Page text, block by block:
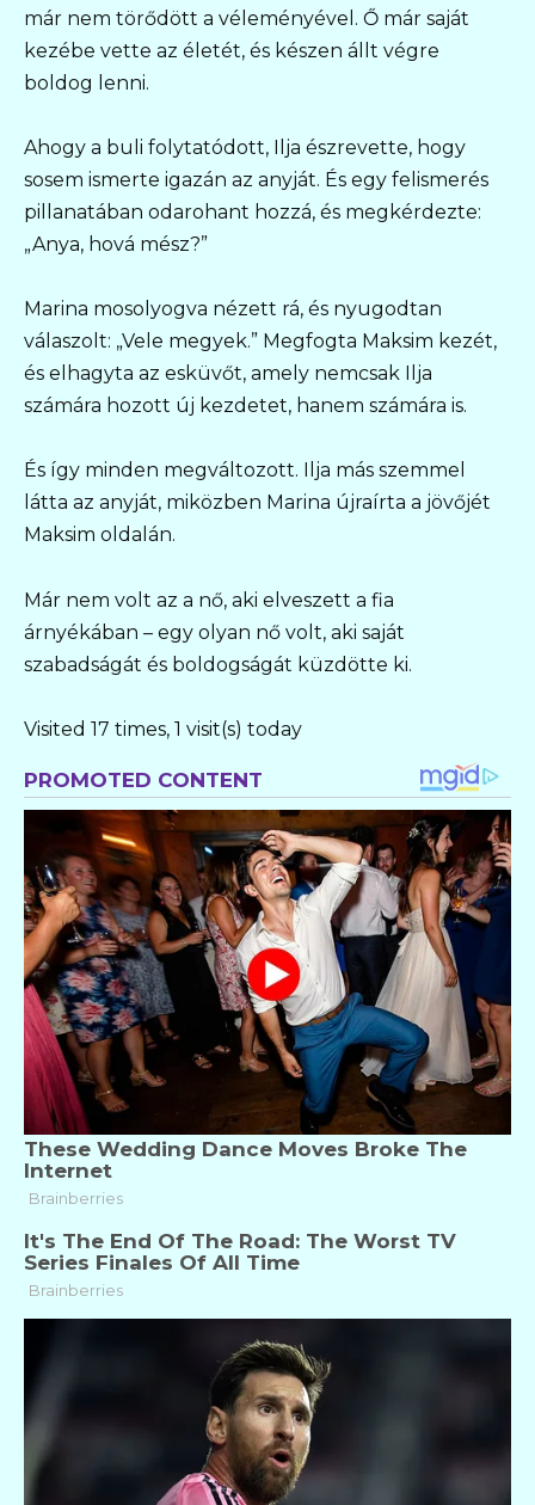
már nem törődött a véleményével. Ő már saját
kezébe vette az életét, és készen állt végre
boldog lenni.
Ahogy a buli folytatódott, Ilja észrevette, hogy
sosem ismerte igazán az anyját. És egy felismerés
pillanatában odarohant hozzá, és megkérdezte:
„Anya, hová mész?”
Marina mosolyogva nézett rá, és nyugodtan
válaszolt: „Vele megyek.” Megfogta Maksim kezét,
és elhagyta az esküvőt, amely nemcsak Ilja
számára hozott új kezdetet, hanem számára is.
És így minden megváltozott. Ilja más szemmel
látta az anyját, miközben Marina újraírta a jövőjét
Maksim oldalán.
Már nem volt az a nő, aki elveszett a fia
árnyékában – egy olyan nő volt, aki saját
szabadságát és boldogságát küzdötte ki.
Visited 17 times, 1 visit(s) today